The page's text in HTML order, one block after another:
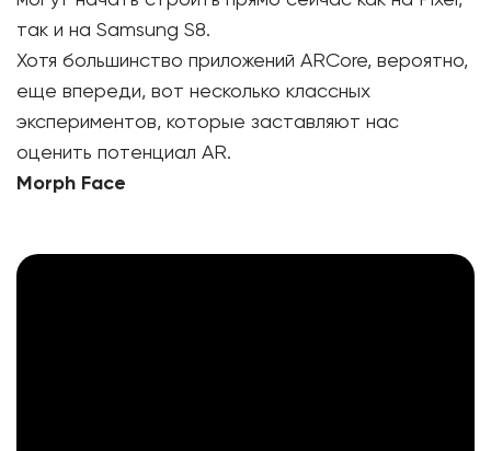
так и на Samsung S8.
Хотя большинство приложений ARCore, вероятно,
еще впереди, вот несколько классных
экспериментов, которые заставляют нас
оценить потенциал AR.
Morph Face